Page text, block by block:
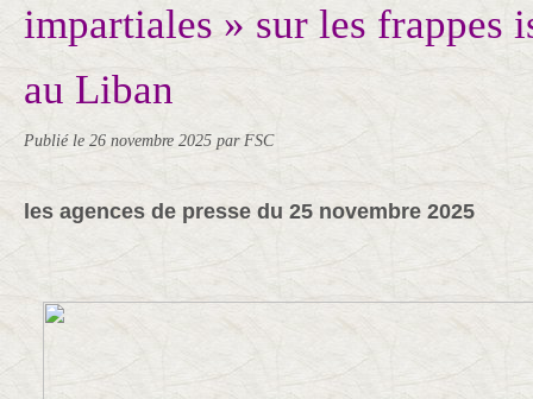
impartiales » sur les frappes
au Liban
Publié le 26 novembre 2025 par FSC
les agences de presse du 25 novembre 2025